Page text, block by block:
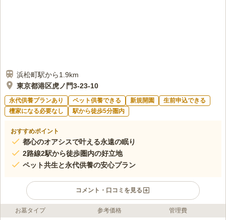
浜松町駅から1.9km
東京都港区虎ノ門3-23-10
永代供養プランあり ペット供養できる 新規開園
生前申込できる
檀家になる必要なし
駅から徒歩5分圏内
おすすめポイント
都心のオアシスで叶える永遠の眠り
2路線2駅から徒歩圏内の好立地
ペット共生と永代供養の安心プラン
コメント・口コミを見る
ライフドット編集部のコメント
お墓タイプ 参考価格 管理費